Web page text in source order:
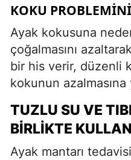
KOKU
Ayak kokusuna
çoğalmasını
bir his verir, düzenli
kokunun azalmasına
TUZLU SU VE
BIRLIKTE
Ayak mantarı